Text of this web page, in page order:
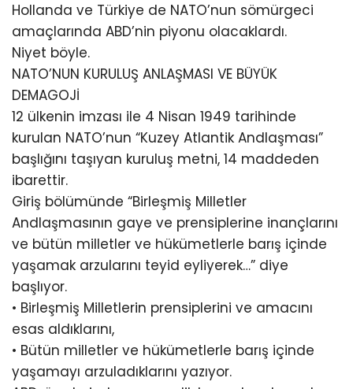
Hollanda ve Türkiye de NATO’nun sömürgeci
amaçlarında ABD’nin piyonu olacaklardı.
Niyet böyle.
NATO’NUN KURULUŞ ANLAŞMASI VE BÜYÜK
DEMAGOJİ
12 ülkenin imzası ile 4 Nisan 1949 tarihinde
kurulan NATO’nun “Kuzey Atlantik Andlaşması”
başlığını taşıyan kuruluş metni, 14 maddeden
ibarettir.
Giriş bölümünde “Birleşmiş Milletler
Andlaşmasının gaye ve prensiplerine inançlarını
ve bütün milletler ve hükümetlerle barış içinde
yaşamak arzularını teyid eyliyerek…” diye
başlıyor.
• Birleşmiş Milletlerin prensiplerini ve amacını
esas aldıklarını,
• Bütün milletler ve hükümetlerle barış içinde
yaşamayı arzuladıklarını yazıyor.